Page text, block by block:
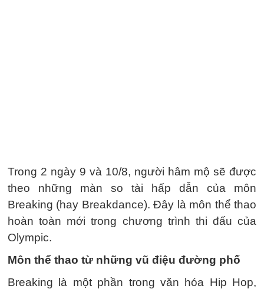
Trong 2 ngày 9 và 10/8, người hâm mộ sẽ được
theo những màn so tài hấp dẫn của môn
Breaking (hay Breakdance). Đây là môn thể thao
hoàn toàn mới trong chương trình thi đấu của
Olympic.
Môn thể thao từ những vũ điệu đường phố
Breaking là một phần trong văn hóa Hip Hop,